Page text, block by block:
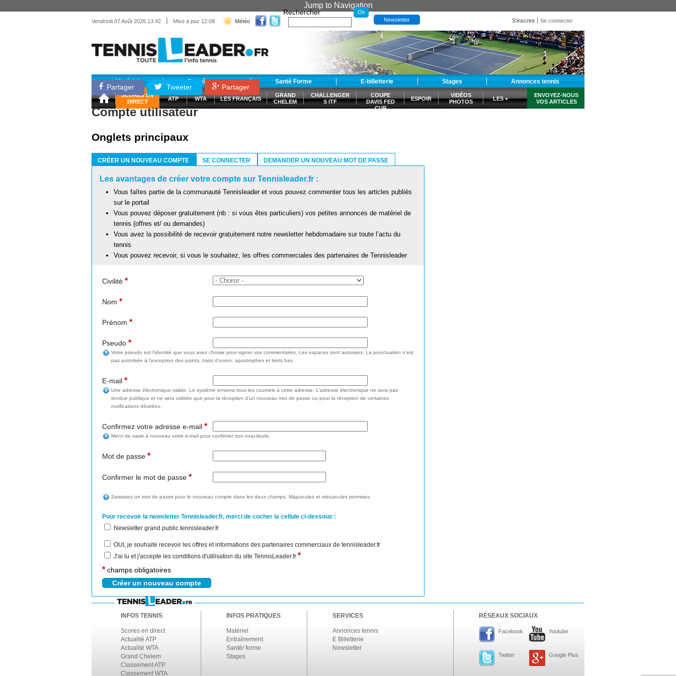
Jump to Navigation
Vendredi 07 Août 2026 13:42 | Mise à jour 12:08 Météo
Rechercher
Newsletter S'inscrire Se connecter
Matériel Entraînement Santé Forme E-billetterie Stages Annonces tennis
SCORES EN
DIRECT
ATP WTA LES FRANÇAIS
GRAND
CHELEM
CHALLENGER
S ITF
COUPE
DAVIS FED
CUP
ESPOIR
VIDÉOS
PHOTOS
LES +
ENVOYEZ-NOUS
VOS ARTICLES
Partager Tweeter Partager
Compte utilisateur
Onglets principaux
CRÉER UN NOUVEAU COMPTE
SE CONNECTER DEMANDER UN NOUVEAU MOT DE PASSE
Les avantages de créer votre compte sur Tennisleader.fr :
Vous faîtes partie de la communauté Tennisleader et vous pouvez commenter tous les articles publiés
sur le portail
Vous pouvez déposer gratuitement (nb : si vous êtes particuliers) vos petites annonces de matériel de
tennis (offres et/ ou demandes)
Vous avez la possibilité de recevoir gratuitement notre newsletter hebdomadaire sur toute l’actu du
tennis
Vous pouvez recevoir, si vous le souhaitez, les offres commerciales des partenaires de Tennisleader
Civilité *
Nom *
Prénom *
Pseudo *
Votre pseudo est l'identité que vous avez choisie pour signer vos commentaires. Les espaces sont autorisés; La ponctuation n'est
pas autorisée à l'exception des points, traits d'union, apostrophes et tirets bas.
E-mail *
Une adresse électronique valide. Le système enverra tous les courriels à cette adresse. L'adresse électronique ne sera pas
rendue publique et ne sera utilisée que pour la réception d'un nouveau mot de passe ou pour la réception de certaines
notifications désirées.
Confirmez votre adresse e-mail *
Merci de saisir à nouveau votre e-mail pour confirmer son exactitude.
Mot de passe *
Confirmer le mot de passe *
Saisissez un mot de passe pour le nouveau compte dans les deux champs. Majuscules et minuscules permises.
Pour recevoir la newsletter Tennisleader.fr, merci de cocher la cellule ci-dessous :
Newsletter grand public tennisleader.fr
OUI, je souhaite recevoir les offres et informations des partenaires commerciaux de tennisleader.fr
J'ai lu et j'accepte les conditions d'utilisation du site TennisLeader.fr *
* champs obligatoires
INFOS TENNIS
Scores en direct
Actualité ATP
Actualité WTA
Grand Chelem
Classement ATP
Classement WTA
INFOS PRATIQUES
Matériel
Entraînement
Santé/ forme
Stages
SERVICES
Annonces tennis
E Billetterie
Newsletter
RÉSEAUX SOCIAUX
Facebook Youtube
Twitter Google Plus